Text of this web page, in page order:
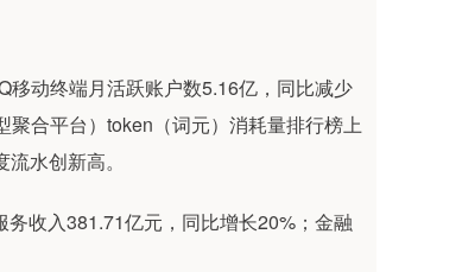
动终端月活跃账户数5.16亿，同比减少
合平台）token（词元）消耗量排行榜上
水创新高。
收入381.71亿元，同比增长20%；金融